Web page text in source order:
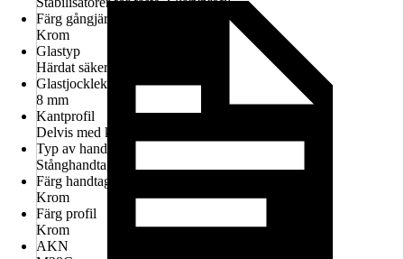
Färg gångjärn
Krom
Glastyp
Härdat säkerhetsglas
Glastjocklek
8 mm
Kantprofil
Delvis med kantprofil
Typ av handtag
Stånghandtag
Färg handtag
Krom
Färg profil
Krom
AKN